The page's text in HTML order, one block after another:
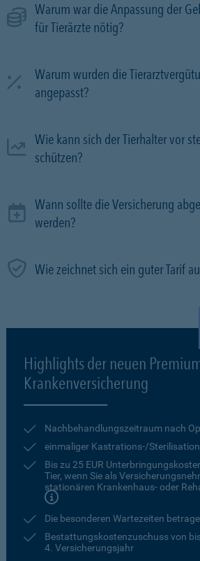
Warum war die Anpassung der
für Tierärzte nötig?
Warum wurden die
angepasst?
Wie kann sich der Tierhalter vor
schützen?
Wann sollte die Versicherung
werden?
Wie zeichnet sich ein guter Tarif
Highlights der neuen
Krankenversicherung
Nachbehandlungszeitraum nach
einmaliger Kastrations-/
Bis zu 25 EUR
Tier, wenn Sie als
stationären Krankenhaus- oder
Die besonderen Wartezeiten
Bestattungskostenzuschuss von
4. Versicherungsjahr